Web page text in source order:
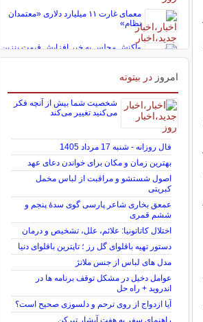
معمای غارت ۱۱ میلیارد دلاری «معتمدان
نظام»
واکنش مجلس به خبر افزایش قیمت بنزین
امروز در بیتوته
شخصیت شما بیش از آنچه فکر
می‌کنید تغییر می‌کند
فال روزانه - شنبه 17 مرداد 1405
بهترین زمان و مکان برای خواندن دعای عهد
اصول شستشو و مراقبت از لباس مخمل
کبریتی
عمعق بخاری شاعر پارسی گوی سدهٔ پنجم و
ششم قمری
اختلال کاتاتونیا: علائم، علل، تشخیص و درمان
دستور تهیه باقلوای گل رز ؛ تاپترین باقلوای دنیا
مدل های لباس از جنس ملانژ
عوامل دخیل در مشکل توقف برنامه ها در
اندروید + راه حل
آیا ازدواج از روی ترحم و دلسوزی صحیح است؟
راهنمای سفر به هفت آبشار تیرکن